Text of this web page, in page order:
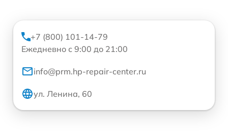
+7 (800) 101-14-79
Ежедневно с 9:00 до 21:00
info@prm.hp-repair-center.ru
ул. Ленина, 60